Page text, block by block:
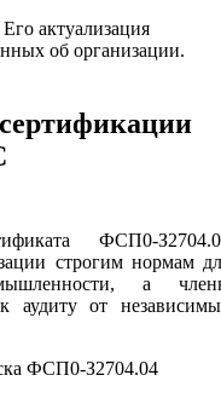
актуализация
об организации.
ФСП0-
строгим нормам
а
аудиту от
ФСП0-З2704.04